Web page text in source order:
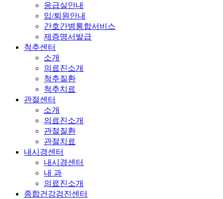
응급실안내
입/퇴원안내
간호간병통합서비스
제증명서발급
척추센터
소개
의료진소개
척추질환
척추치료
관절센터
소개
의료진소개
관절질환
관절치료
내시경센터
내시경센터
내 과
의료진소개
종합건강검진센터